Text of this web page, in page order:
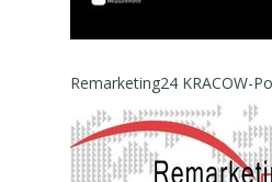
Remarketing24 KRACOW-